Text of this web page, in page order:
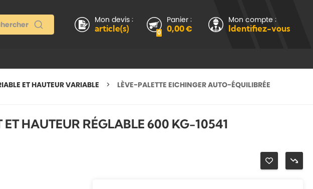
Mon devis :
article(s) 0
Panier :
0,00 €
Mon compte :
Identifiez-vous
ET HAUTEUR VARIABLE
LÈVE-PALETTE EICHINGER AUTO-ÉQUILIBRÉE
HAUTEUR RÉGLABLE 600 KG-10541